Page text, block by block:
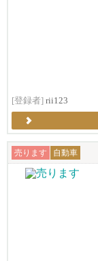
[登録者] rii123
売ります 自動車